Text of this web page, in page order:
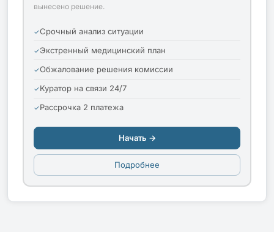
вынесено решение.
Срочный анализ ситуации
Экстренный медицинский план
Обжалование решения комиссии
Куратор на связи 24/7
Рассрочка 2 платежа
Начать →
Подробнее